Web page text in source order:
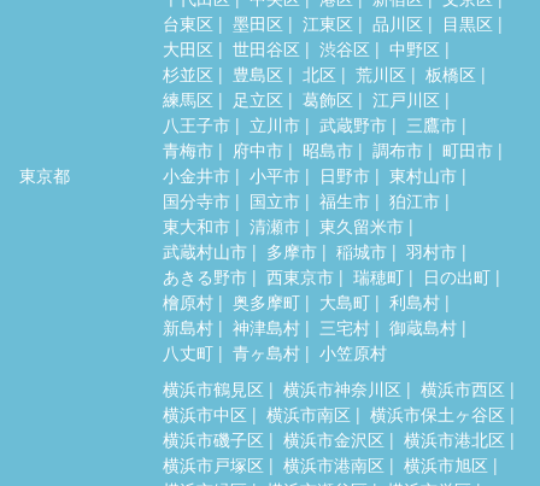
東京都
台東区
墨田区 江東区 品川区
目黒区
大田区
世田谷区 渋谷区
中野区
杉並区
豊島区 北区 荒川区
板橋区
練馬区
足立区 葛飾区
江戸川区
八王子市
立川市 武蔵野市
三鷹市
青梅市
府中市 昭島市 調布市
町田市
小金井市
小平市 日野市
東村山市
国分寺市
国立市 福生市
狛江市
東大和市
清瀬市
東久留米市
武蔵村山市
多摩市 稲城市
羽村市
あきる野市
西東京市 瑞穂町
日の出町
檜原村
奥多摩町 大島町
利島村
新島村
神津島村 三宅村
御蔵島村
八丈町
青ヶ島村 小笠原村
横浜市鶴見区 横浜市神奈川区
横浜市西区
横浜市中区
横浜市南区
横浜市保土ヶ谷区
横浜市磯子区
横浜市金沢区
横浜市港北区
横浜市戸塚区
横浜市港南区
横浜市旭区